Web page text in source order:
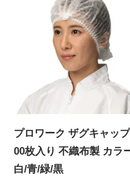
プロワーク ザグキャッ
00枚入り 不織布製 カラ
白/青/緑/黒